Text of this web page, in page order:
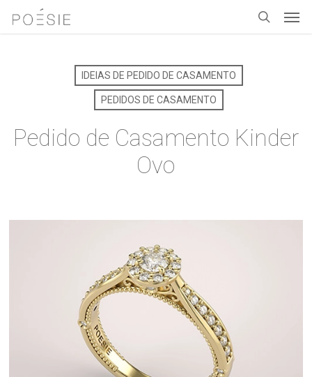
IDEIAS DE PEDIDO DE CASAMENTO
PEDIDOS DE CASAMENTO
Pedido de Casamento Kinder
Ovo